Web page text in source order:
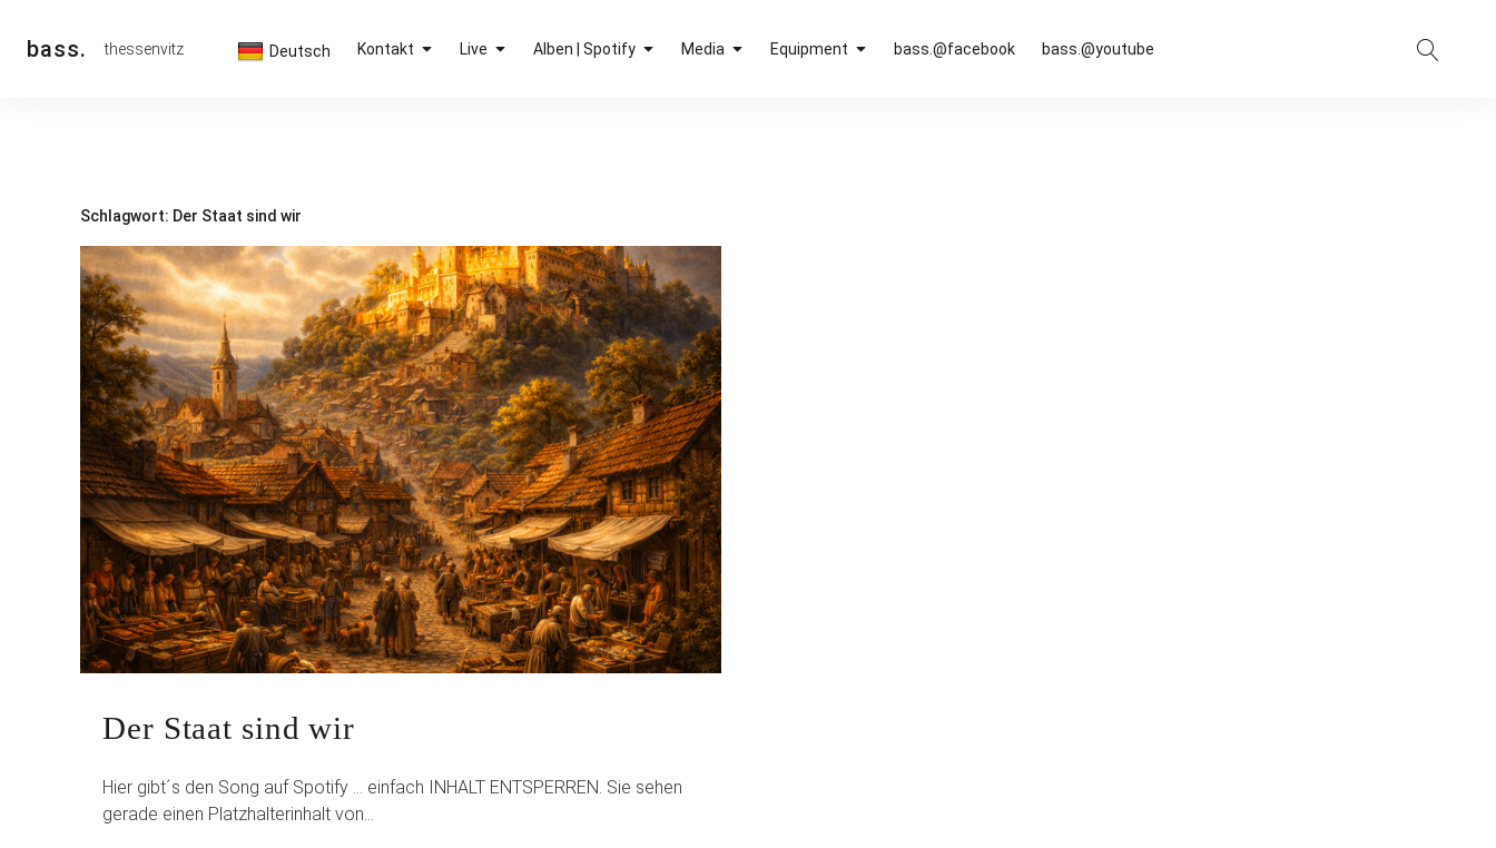
überspringen
bass. thessenvitz Deutsch Kontakt Live Alben | Spotify Media Equipment bass.@facebook bass.@youtube
Schlagwort: Der Staat sind wir
Der Staat sind wir
Hier gibt´s den Song auf Spotify … einfach INHALT ENTSPERREN. Sie sehen
gerade einen Platzhalterinhalt von…